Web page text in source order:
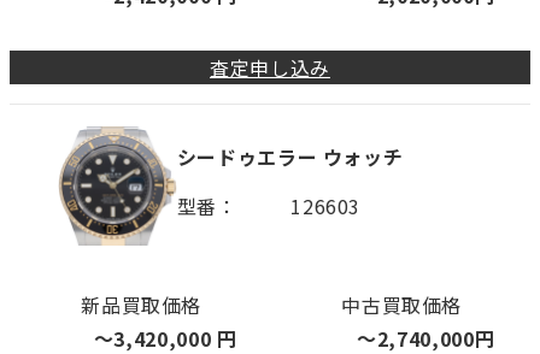
査定申し込み
シードゥエラー ウォッチ
型番
126603
新品買取価格
〜3,420,000 円
中古買取価格
〜2,740,000円